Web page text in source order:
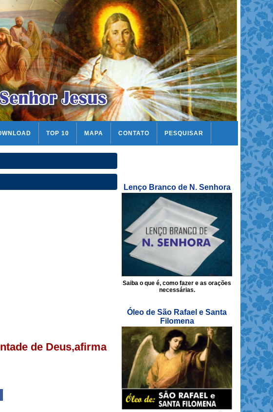
TOP 10 MAPA CONTATO PESQUISAR
de Deus,afirma
Lenço Branco de N. Senhora
Saiba o que é, como fazer e as orações
necessárias.
Óleo de São Rafael e Santa
Filomena